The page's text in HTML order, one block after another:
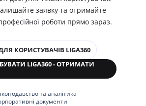
заявку та отримайте
роботи прямо зараз.
КОРИСТУВАЧІВ LIGA360
LIGA360 - ОТРИМАТИ
та аналітика
документи